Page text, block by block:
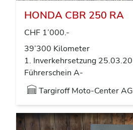
HONDA CBR 250 RA
CHF 1’000.-
39’300 Kilometer
1. Inverkehrsetzung
Führerschein A-
Targiroff Moto-Center